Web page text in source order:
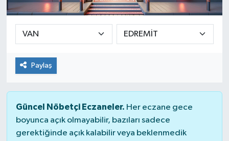
Paylaş
Güncel Nöbetçi Eczaneler. Her eczane gece
boyunca açık olmayabilir, bazıları sadece
gerektiğinde açık kalabilir veya beklenmedik
Ekonomi
Sağlık
Teknoloji